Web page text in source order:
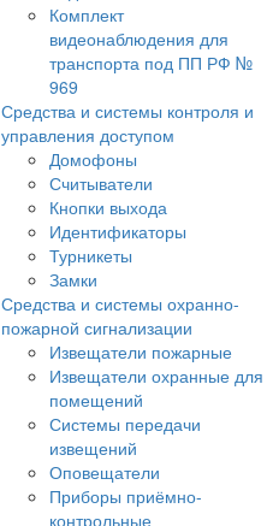
Комплект
видеонаблюдения для
транспорта под ПП РФ №
969
Средства и системы контроля и
управления доступом
Домофоны
Считыватели
Кнопки выхода
Идентификаторы
Турникеты
Замки
Средства и системы охранно-
пожарной сигнализации
Извещатели пожарные
Извещатели охранные для
помещений
Системы передачи
извещений
Оповещатели
Приборы приёмно-
контрольные